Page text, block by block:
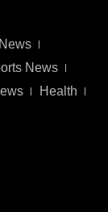
News
Health